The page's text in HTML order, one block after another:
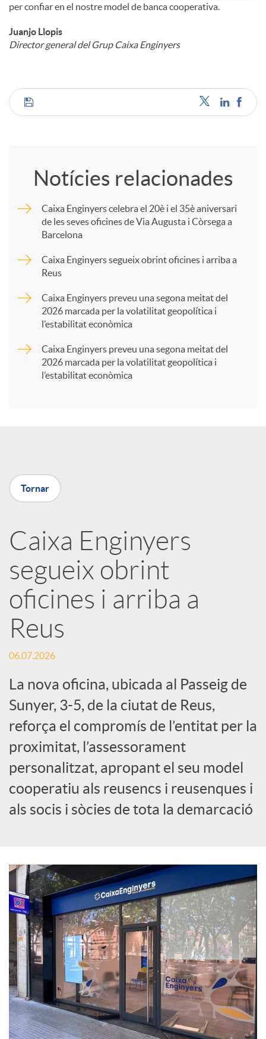
per confiar en el nostre model de banca cooperativa.
Juanjo Llopis
Director general del Grup Caixa Enginyers
C
t
X
a
r
x
e
s
S
o
c
a
l
s
Notícies relacionades
Caixa Enginyers celebra el 20è i el 35è aniversari
de les seves oficines de Via Augusta i Còrsega a
Barcelona
Caixa Enginyers segueix obrint oficines i arriba a
Reus
Caixa Enginyers preveu una segona meitat del
2026 marcada per la volatilitat geopolítica i
l’estabilitat econòmica
Caixa Enginyers preveu una segona meitat del
2026 marcada per la volatilitat geopolítica i
l’estabilitat econòmica
Tornar
Caixa Enginyers
segueix obrint
oficines i arriba a
Reus
06.07.2026
La nova oficina, ubicada al Passeig de
Sunyer, 3-5, de la ciutat de Reus,
reforça el compromís de l’entitat per la
proximitat, l’assessorament
personalitzat, apropant el seu model
cooperatiu als reusencs i reusenques i
als socis i sòcies de tota la demarcació